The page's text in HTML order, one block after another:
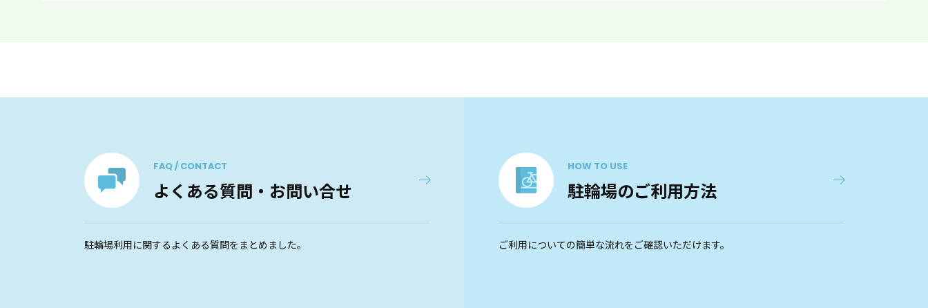
FAQ / CONTACT
よくある質問・お問い合せ
駐輪場利用に関するよくある質問をまとめました。
HOW TO USE
駐輪場のご利用方法
ご利用についての簡単な流れをご確認いただけます。